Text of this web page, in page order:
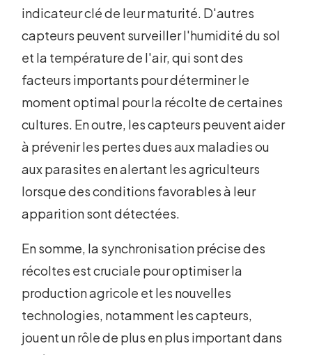
indicateur clé de leur maturité. D'autres
capteurs peuvent surveiller l'humidité du sol
et la température de l'air, qui sont des
facteurs importants pour déterminer le
moment optimal pour la récolte de certaines
cultures. En outre, les capteurs peuvent aider
à prévenir les pertes dues aux maladies ou
aux parasites en alertant les agriculteurs
lorsque des conditions favorables à leur
apparition sont détectées.
En somme, la synchronisation précise des
récoltes est cruciale pour optimiser la
production agricole et les nouvelles
technologies, notamment les capteurs,
jouent un rôle de plus en plus important dans